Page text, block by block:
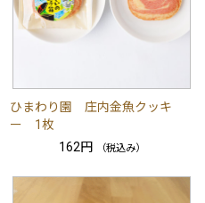
ひまわり園 庄内金魚クッキ
ー 1枚
162円
（税込み）